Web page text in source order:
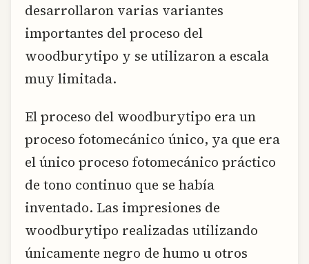
desarrollaron varias variantes
importantes del proceso del
woodburytipo y se utilizaron a escala
muy limitada.
El proceso del woodburytipo era un
proceso fotomecánico único, ya que era
el único proceso fotomecánico práctico
de tono continuo que se había
inventado. Las impresiones de
woodburytipo realizadas utilizando
únicamente negro de humo u otros